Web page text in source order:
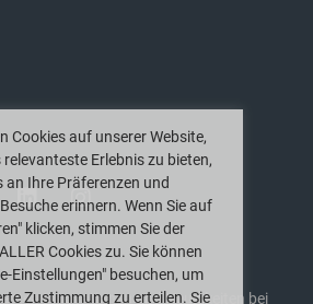
Innovationen und Neuigkeiten bei
Cookies auf unserer Website,
Erlebnis zu bieten,
an Ihre Präferenzen und
erinnern. Wenn Sie auf
klicken, stimmen Sie der
Cookies zu. Sie können
Einstellungen" besuchen, um
Zustimmung zu erteilen. Sie